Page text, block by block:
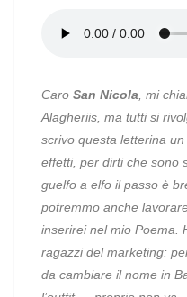
Caro San Nicola , mi
Alagheriis, ma tutti si
scrivo questa letterina un
effetti, per dirti che sono
guelfo a elfo il passo è
potremmo anche
inserirei nel mio Poema.
ragazzi del marketing:
da cambiare il nome in